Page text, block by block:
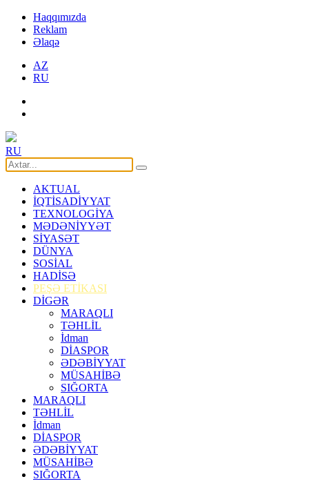
Haqqımızda
Reklam
Əlaqə
AZ
RU
RU
AKTUAL
İQTİSADİYYAT
TEXNOLOGİYA
MƏDƏNİYYƏT
SİYASƏT
DÜNYA
SOSİAL
HADİSƏ
PEŞƏ ETİKASI
DİGƏR
MARAQLI
TƏHLİL
İdman
DİASPOR
ƏDƏBİYYAT
MÜSAHİBƏ
SIĞORTA
MARAQLI
TƏHLİL
İdman
DİASPOR
ƏDƏBİYYAT
MÜSAHİBƏ
SIĞORTA